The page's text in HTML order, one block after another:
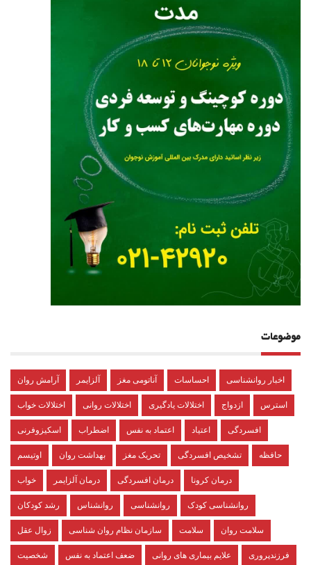
موضوعات
آرامش روان آلزایمر آناتومی مغز احساسات اخبار روانشناسی
اختلالات خواب اختلالات روانی اختلالات یادگیری ازدواج استرس
اسکیزوفرنی اضطراب اعتماد به نفس اعتیاد افسردگی
اوتیسم بهداشت روان تحریک مغز تشخیص افسردگی حافظه
خواب درمان آلزایمر درمان افسردگی درمان کرونا
رشد کودکان روانشناس روانشناسی روانشناسی کودک
زوال عقل سازمان نظام روان شناسی سلامت سلامت روان
شخصیت ضعف اعتماد به نفس علایم بیماری های روانی فرزندپروری